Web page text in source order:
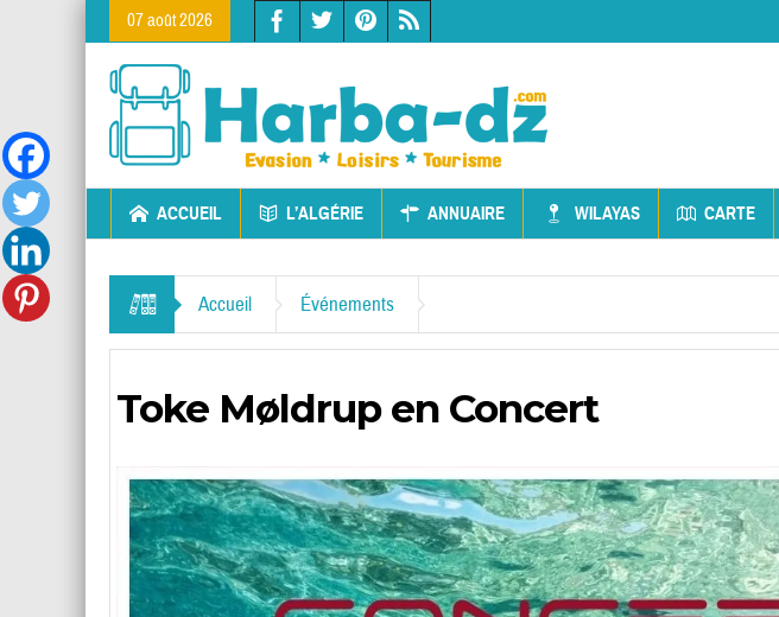
07 août 2026
ACCUEIL L’ALGÉRIE ANNUAIRE WILAYAS CARTE
Accueil Événements
Toke Møldrup en Concert